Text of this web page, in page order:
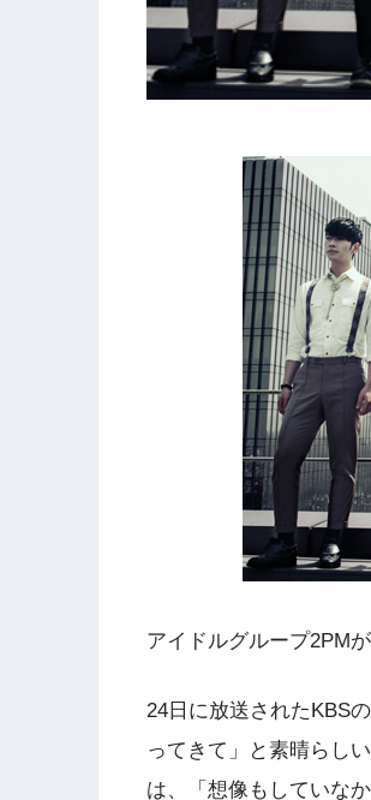
アイドルグループ2PM
24日に放送されたKBS
ってきて」と素晴らし
は、「想像もしていな